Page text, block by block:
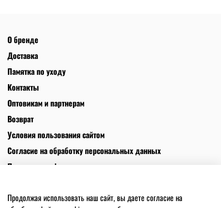
О бренде
Доставка
Памятка по уходу
Контакты
Оптовикам и партнерам
Возврат
Условия пользования сайтом
Согласие на обработку персональных данных
Политика конфиденциальности
Телефон +7(925)545-30-60. Адрес: Москва, Киевская 2, 3 этаж ИП
Продолжая использовать наш сайт, вы даете согласие на